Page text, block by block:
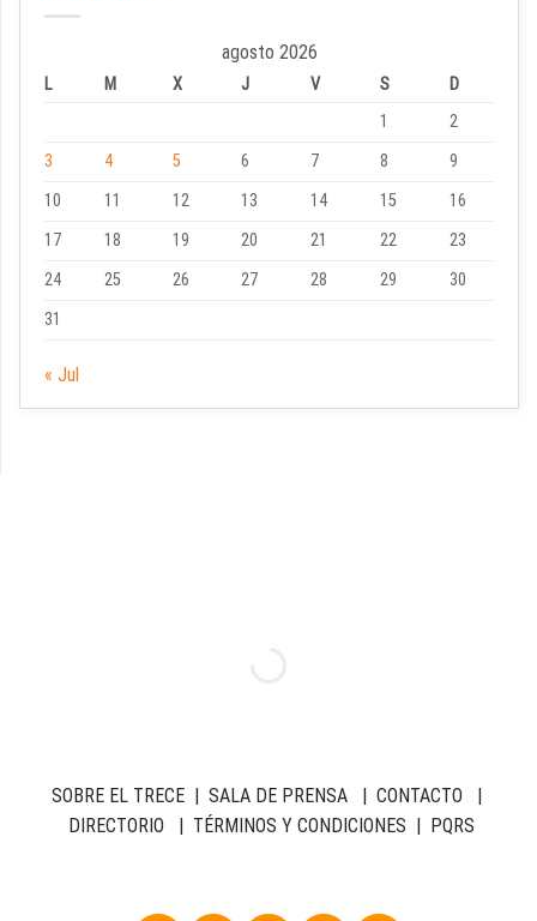
agosto 2026
L M X J V S
D
1
2
3
4 5 6 7 8
9
10
11 12 13 14 15
16
17
18 19 20 21 22
23
24
25 26 27 28 29
30
31
« Jul
SOBRE EL TRECE| SALA DE PRENSA| CONTACTO |
DIRECTORIO | TÉRMINOS Y CONDICIONES | PQRS